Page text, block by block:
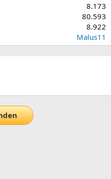
8.173
80.593
8.922
Malus11